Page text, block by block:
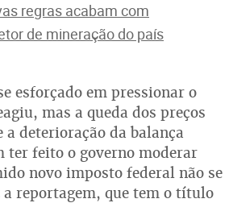
regras acabam com
de mineração do país
esforçado em pressionar o
mas a queda dos preços
deterioração da balança
ter feito o governo moderar
novo imposto federal não se
reportagem, que tem o título